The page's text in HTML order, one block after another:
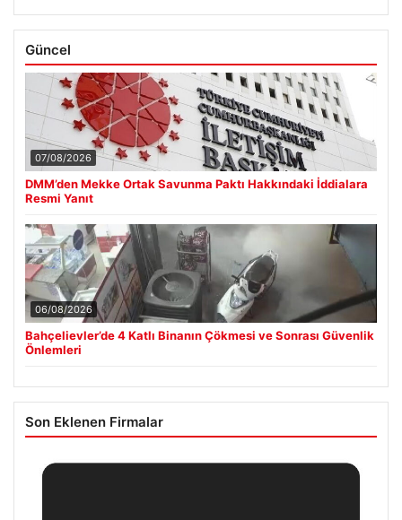
Güncel
07/08/2026
DMM’den Mekke Ortak Savunma Paktı Hakkındaki İddialara
Resmi Yanıt
06/08/2026
Bahçelievler’de 4 Katlı Binanın Çökmesi ve Sonrası Güvenlik
Önlemleri
Son Eklenen Firmalar